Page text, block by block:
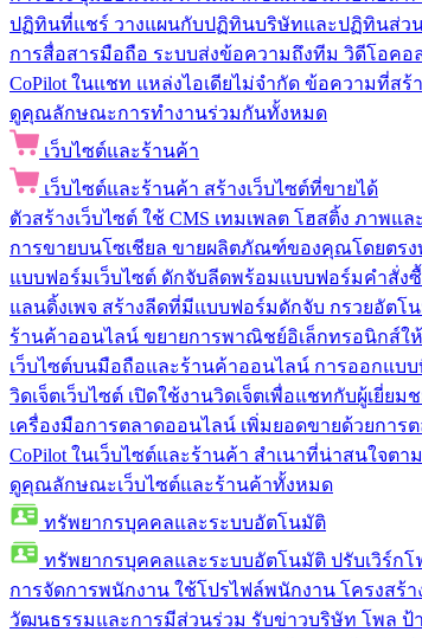
ปฏิทินที่แชร์ วางแผนกับปฏิทินบริษัทและปฏิทินส่ว
การสื่อสารมือถือ ระบบส่งข้อความถึงทีม วิดีโอคอ
CoPilot ในแชท แหล่งไอเดียไม่จำกัด ข้อความที่สร้
ดูคุณลักษณะการทำงานร่วมกันทั้งหมด
เว็บไซต์และร้านค้า
เว็บไซต์และร้านค้า สร้างเว็บไซต์ที่ขายได้
ตัวสร้างเว็บไซต์ ใช้ CMS เทมเพลต โฮสติ้ง ภาพแ
การขายบนโซเชียล ขายผลิตภัณฑ์ของคุณโดยตรงทา
แบบฟอร์มเว็บไซต์ ดักจับลีดพร้อมแบบฟอร์มคำสั่ง
แลนดิ้งเพจ สร้างลีดที่มีแบบฟอร์มดักจับ กรวยอัตโน
ร้านค้าออนไลน์ ขยายการพาณิชย์อิเล็กทรอนิกส์ใ
เว็บไซต์บนมือถือและร้านค้าออนไลน์ การออกแบ
วิดเจ็ตเว็บไซต์ เปิดใช้งานวิดเจ็ตเพื่อแชทกับผู้เยี่ย
เครื่องมือการตลาดออนไลน์ เพิ่มยอดขายด้วยการต
CoPilot ในเว็บไซต์และร้านค้า สำเนาที่น่าสนใจตา
ดูคุณลักษณะเว็บไซต์และร้านค้าทั้งหมด
ทรัพยากรบุคคลและระบบอัตโนมัติ
ทรัพยากรบุคคลและระบบอัตโนมัติ ปรับเวิร์ก
การจัดการพนักงาน ใช้โปรไฟล์พนักงาน โครงสร้า
วัฒนธรรมและการมีส่วนร่วม รับข่าวบริษัท โพล